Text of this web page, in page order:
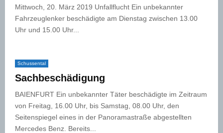
Mittwoch, 20. März 2019 Unfallflucht Ein unbekannter
Fahrzeuglenker beschädigte am Dienstag zwischen 13.00
Uhr und 15.00 Uhr...
Schussental
Sachbeschädigung
BAIENFURT Ein unbekannter Täter beschädigte im Zeitraum
von Freitag, 16.00 Uhr, bis Samstag, 08.00 Uhr, den
Seitenspiegel eines in der Panoramastraße abgestellten
Mercedes Benz. Bereits...